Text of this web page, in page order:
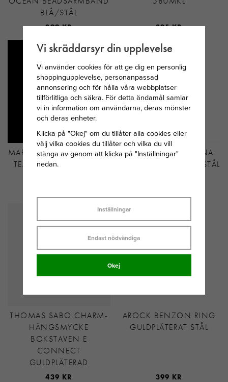
BLÅ/STÅL
399 KR 325 KR
MARIA NILSDOTTER PEARL
TEAR ÖRHÄNGE SILVER
ASTRID&AGNES ALINA
RING GULDPLÄTERAT STÅL
THOMAS SABO CHARM-
HÄNGSMYCKE
BOKSTAVEN E
CONNECT
GULDPLÄTERAD
439 KR
AROCK BENZON RING
GULDPLÄTERAT STÅL
399 KR
Vi skräddarsyr din upplevelse
Vi använder cookies för att ge dig en personlig
shoppingupplevelse, personanpassad
annonsering och för hålla våra webbplatser
tillförlitliga och säkra. För detta ändamål samlar
vi in information om användarna, deras mönster
och deras enheter.
Klicka på "Okej" om du tillåter alla cookies eller
välj vilka cookies du tillåter och vilka du vill
stänga av genom att klicka på "Inställningar"
nedan.
Inställningar
Endast nödvändiga
Okej